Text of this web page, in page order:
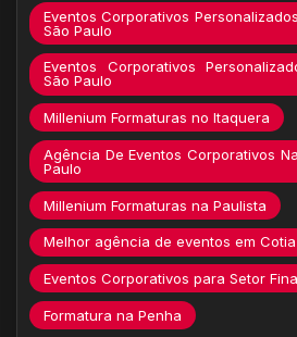
Eventos Corporativos
São Paulo
Eventos Corporativos
São Paulo
Millenium Formaturas no Itaquera
Agência De Eventos Corporativos
Paulo
Millenium Formaturas na Paulista
Melhor agência de eventos em Cotia
Eventos Corporativos para Setor
Formatura na Penha